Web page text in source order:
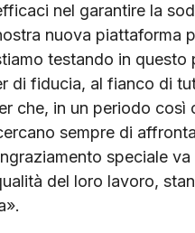
nel garantire la
nuova piattaforma
testando in questo
di fiducia, al fianco di
che, in un periodo
sempre di
speciale
del loro lavoro,